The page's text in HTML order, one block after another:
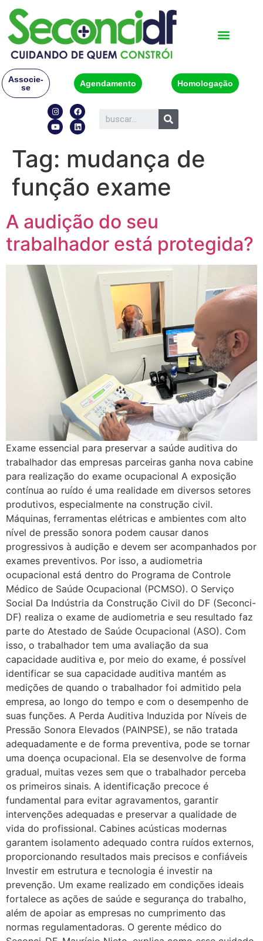
Associe-
se
Agendamento Homologação
Tag: mudança de
função exame
A audição do seu
trabalhador está protegida?
Exame essencial para preservar a saúde auditiva do
trabalhador das empresas parceiras ganha nova cabine
para realização do exame ocupacional A exposição
contínua ao ruído é uma realidade em diversos setores
produtivos, especialmente na construção civil.
Máquinas, ferramentas elétricas e ambientes com alto
nível de pressão sonora podem causar danos
progressivos à audição e devem ser acompanhados por
exames preventivos. Por isso, a audiometria
ocupacional está dentro do Programa de Controle
Médico de Saúde Ocupacional (PCMSO). O Serviço
Social Da Indústria da Construção Civil do DF (Seconci-
DF) realiza o exame de audiometria e seu resultado faz
parte do Atestado de Saúde Ocupacional (ASO). Com
isso, o trabalhador tem uma avaliação da sua
capacidade auditiva e, por meio do exame, é possível
identificar se sua capacidade auditiva mantém as
medições de quando o trabalhador foi admitido pela
empresa, ao longo do tempo e com o desempenho de
suas funções. A Perda Auditiva Induzida por Níveis de
Pressão Sonora Elevados (PAINPSE), se não tratada
adequadamente e de forma preventiva, pode se tornar
uma doença ocupacional. Ela se desenvolve de forma
gradual, muitas vezes sem que o trabalhador perceba
os primeiros sinais. A identificação precoce é
fundamental para evitar agravamentos, garantir
intervenções adequadas e preservar a qualidade de
vida do profissional. Cabines acústicas modernas
garantem isolamento adequado contra ruídos externos,
proporcionando resultados mais precisos e confiáveis
Investir em estrutura e tecnologia é investir na
prevenção. Um exame realizado em condições ideais
fortalece as ações de saúde e segurança do trabalho,
além de apoiar as empresas no cumprimento das
normas regulamentadoras. O gerente médico do